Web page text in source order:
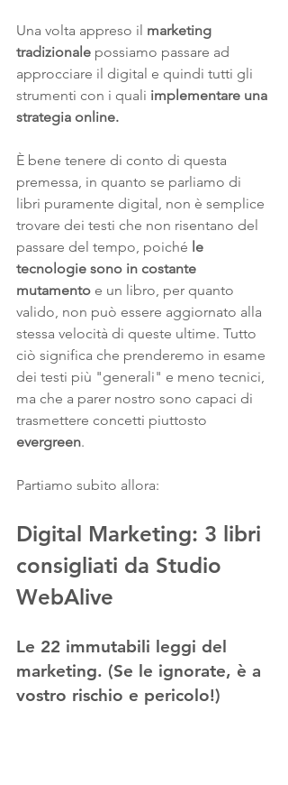
Una volta appreso il marketing
tradizionale possiamo passare ad
approcciare il digital e quindi tutti gli
strumenti con i quali implementare una
strategia online.
È bene tenere di conto di questa
premessa, in quanto se parliamo di
libri puramente digital, non è semplice
trovare dei testi che non risentano del
passare del tempo, poiché le
tecnologie sono in costante
mutamento e un libro, per quanto
valido, non può essere aggiornato alla
stessa velocità di queste ultime. Tutto
ciò significa che prenderemo in esame
dei testi più "generali" e meno tecnici,
ma che a parer nostro sono capaci di
trasmettere concetti piuttosto
evergreen.
Partiamo subito allora:
Digital Marketing: 3 libri
consigliati da Studio
WebAlive
Le 22 immutabili leggi del
marketing. (Se le ignorate, è a
vostro rischio e pericolo!)